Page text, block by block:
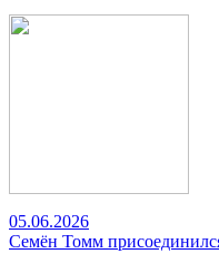
05.06.2026
Семён Томм